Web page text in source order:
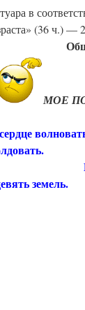
в
возраста»
МОЕ
сердце
капель.
земель.